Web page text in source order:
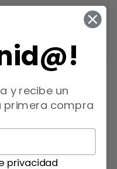
hacer que la
y secar el cabello
y recibe un
primera compra
privacidad